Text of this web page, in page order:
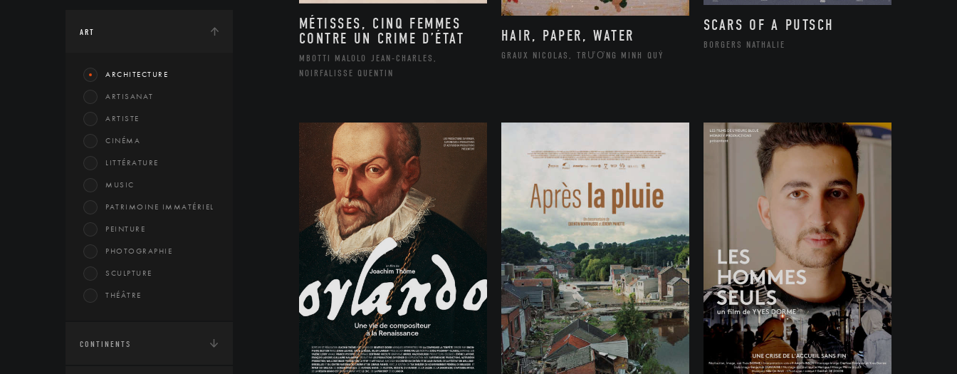
ART
ARCHITECTURE
ARTISANAT
ARTISTE
CINÉMA
LITTÉRATURE
MUSIC
PATRIMOINE IMMATÉRIEL
PEINTURE
PHOTOGRAPHIE
SCULPTURE
THÉÂTRE
CONTINENTS
MÉTISSES, CINQ FEMMES
CONTRE UN CRIME D’ÉTAT
MBOTTI MALOLO JEAN-CHARLES,
NOIRFALISSE QUENTIN
HAIR, PAPER, WATER
GRAUX NICOLAS, TRƯƠNG MINH QUÝ
SCARS OF A PUTSCH
BORGERS NATHALIE